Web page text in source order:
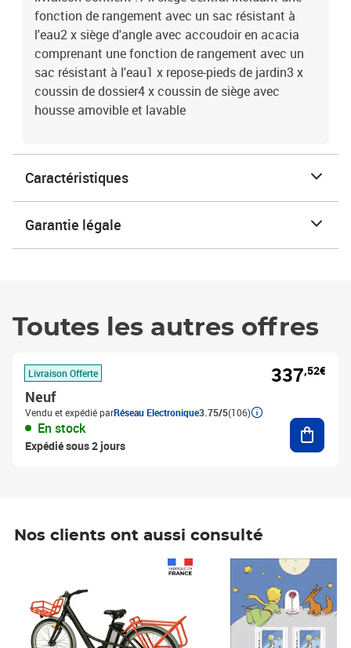
fonction de rangement avec un sac résistant à
l'eau2 x siège d'angle avec accoudoir en acacia
comprenant une fonction de rangement avec un
sac résistant à l'eau1 x repose-pieds de jardin3 x
coussin de dossier4 x coussin de siège avec
housse amovible et lavable
Caractéristiques
Garantie légale
Toutes les autres offres
Livraison Offerte
Neuf
Vendu et expédié parRéseau Electronique3.75/5(106)
En stock
Expédié sous 2 jours
337,52€
Nos clients ont aussi consulté
Prix 7,50€